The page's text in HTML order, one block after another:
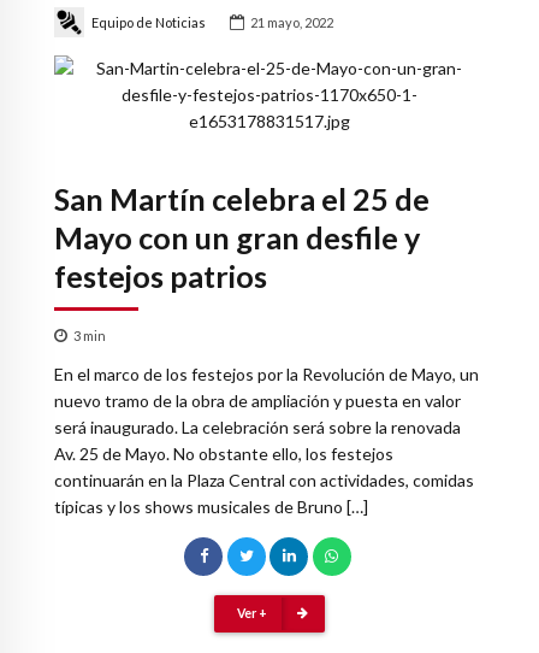
Equipo de Noticias 21 mayo, 2022
San Martín celebra el 25 de
Mayo con un gran desfile y
festejos patrios
3 min
En el marco de los festejos por la Revolución de Mayo, un
nuevo tramo de la obra de ampliación y puesta en valor
será inaugurado. La celebración será sobre la renovada
Av. 25 de Mayo. No obstante ello, los festejos
continuarán en la Plaza Central con actividades, comidas
típicas y los shows musicales de Bruno […]
Ver +